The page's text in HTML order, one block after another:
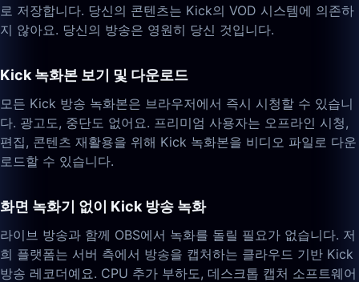
로 저장합니다. 당신의 콘텐츠는 Kick의 VOD 시스템에 의존하
지 않아요. 당신의 방송은 영원히 당신 것입니다.
Kick 녹화본 보기 및 다운로드
모든 Kick 방송 녹화본은 브라우저에서 즉시 시청할 수 있습니
다. 광고도, 중단도 없어요. 프리미엄 사용자는 오프라인 시청,
편집, 콘텐츠 재활용을 위해 Kick 녹화본을 비디오 파일로 다운
로드할 수 있습니다.
화면 녹화기 없이 Kick 방송 녹화
라이브 방송과 함께 OBS에서 녹화를 돌릴 필요가 없습니다. 저
희 플랫폼는 서버 측에서 방송을 캡처하는 클라우드 기반 Kick
방송 레코더예요. CPU 추가 부하도, 데스크톱 캡처 소프트웨어